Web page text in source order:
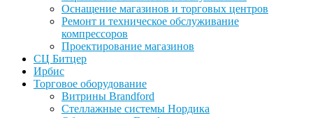
Оснащение магазинов и торговых центров
Ремонт и техническое обслуживание
компрессоров
Проектирование магазинов
СЦ Битцер
Ирбис
Торговое оборудование
Витрины Brandford
Стеллажные системы Нордика